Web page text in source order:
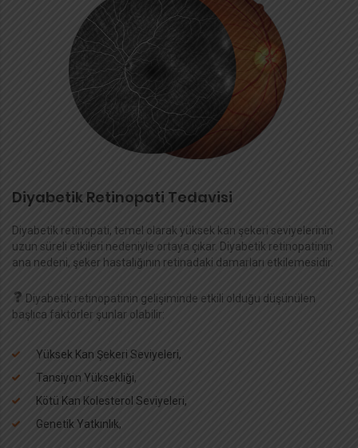
Diyabetik Retinopati Tedavisi
Diyabetik retinopati, temel olarak yüksek kan şekeri seviyelerinin
uzun süreli etkileri nedeniyle ortaya çıkar. Diyabetik retinopatinin
ana nedeni, şeker hastalığının retinadaki damarları etkilemesidir.
Diyabetik retinopatinin gelişiminde etkili olduğu düşünülen
başlıca faktörler şunlar olabilir:
Yüksek Kan Şekeri Seviyeleri,
Tansiyon Yüksekliği,
Kötü Kan Kolesterol Seviyeleri,
Genetik Yatkınlık,